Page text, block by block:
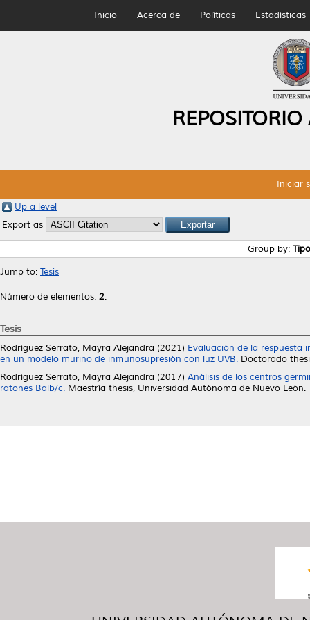
Inicio Acerca de Políticas Estadísticas
Iniciar
Up a level
Export as
Group by:
Jump to: Tesis
Número de elementos: 2.
Tesis
Rodríguez Serrato, Mayra Alejandra (2021) Evaluación de la respuesta
en un modelo murino de inmunosupresión con luz UVB. Doctorado
Rodríguez Serrato, Mayra Alejandra (2017) Análisis de los centros
ratones Balb/c. Maestría thesis, Universidad Autónoma de Nuevo León.